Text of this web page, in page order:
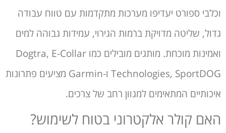
וכלבי ספורט יעדיפו מערכות מתקדמות עם טווח עבודה
גדול, שליטה מדויקת ברמות הגירוי, עמידות גבוהה למים
ואמינות מוכחת. מותגים מובילים כמו Dogtra, E-Collar
Technologies, SportDOG ו-Garmin מציעים פתרונות
איכותיים המתאימים למגוון רחב של צרכים.
האם קולר אלקטרוני בטוח לשימוש?